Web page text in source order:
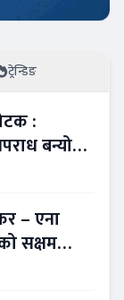
ट्रेन्डिङ
:
बन्यो
– एना
सक्षम